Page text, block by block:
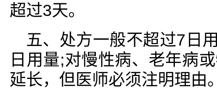
超过3天。
五、处方一般不超过7日
日用量;对慢性病、老年病
延长，但医师必须注明理由